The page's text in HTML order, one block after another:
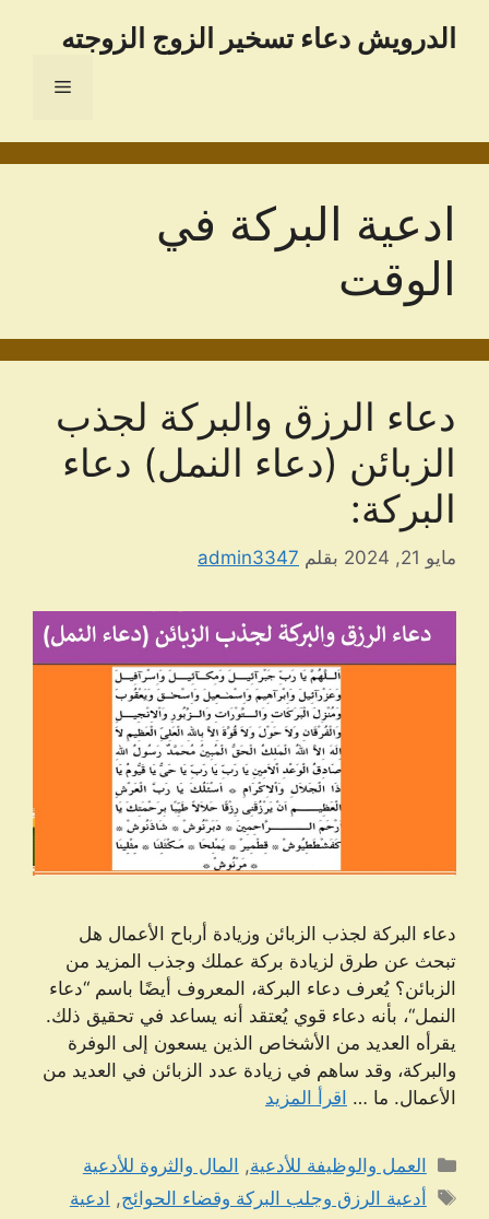
الدرویش دعاء تسخير الزوج الزوجته
القائمة
ادعية البركة في
الوقت
دعاء الرزق والبركة لجذب
الزبائن (دعاء النمل) دعاء
البركة:
مايو 21, 2024 بقلم admin3347
دعاء البركة لجذب الزبائن وزيادة أرباح الأعمال هل
تبحث عن طرق لزيادة بركة عملك وجذب المزيد من
الزبائن؟ يُعرف دعاء البركة، المعروف أيضًا باسم “دعاء
النمل“، بأنه دعاء قوي يُعتقد أنه يساعد في تحقيق ذلك.
يقرأه العديد من الأشخاص الذين يسعون إلى الوفرة
والبركة، وقد ساهم في زيادة عدد الزبائن في العديد من
الأعمال. ما … اقرأ المزيد
التصنيفات
العمل والوظيفة للأدعية, المال والثروة للأدعية
الوسوم
أدعية الرزق وجلب البركة وقضاء الحوائج, ادعية